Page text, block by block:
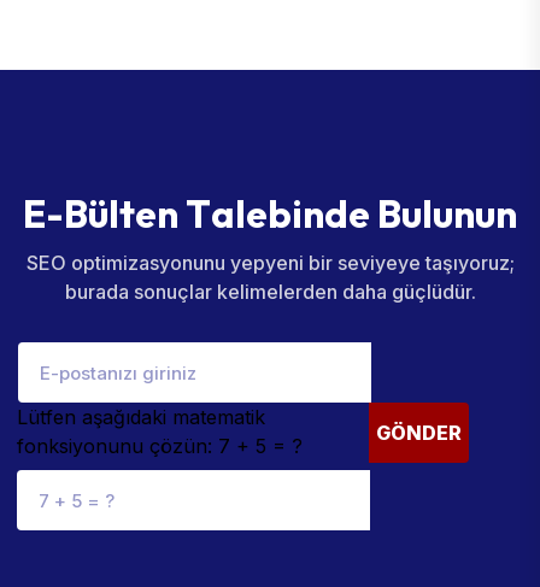
E-Bülten Talebinde Bulunun
SEO optimizasyonunu yepyeni bir seviyeye taşıyoruz;
burada sonuçlar kelimelerden daha güçlüdür.
Lütfen aşağıdaki matematik
fonksiyonunu çözün: 7 + 5 = ?
GÖNDER